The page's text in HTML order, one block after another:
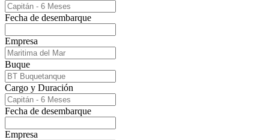
Fecha de desembarque
Empresa
Buque
Cargo y Duración
Fecha de desembarque
Empresa